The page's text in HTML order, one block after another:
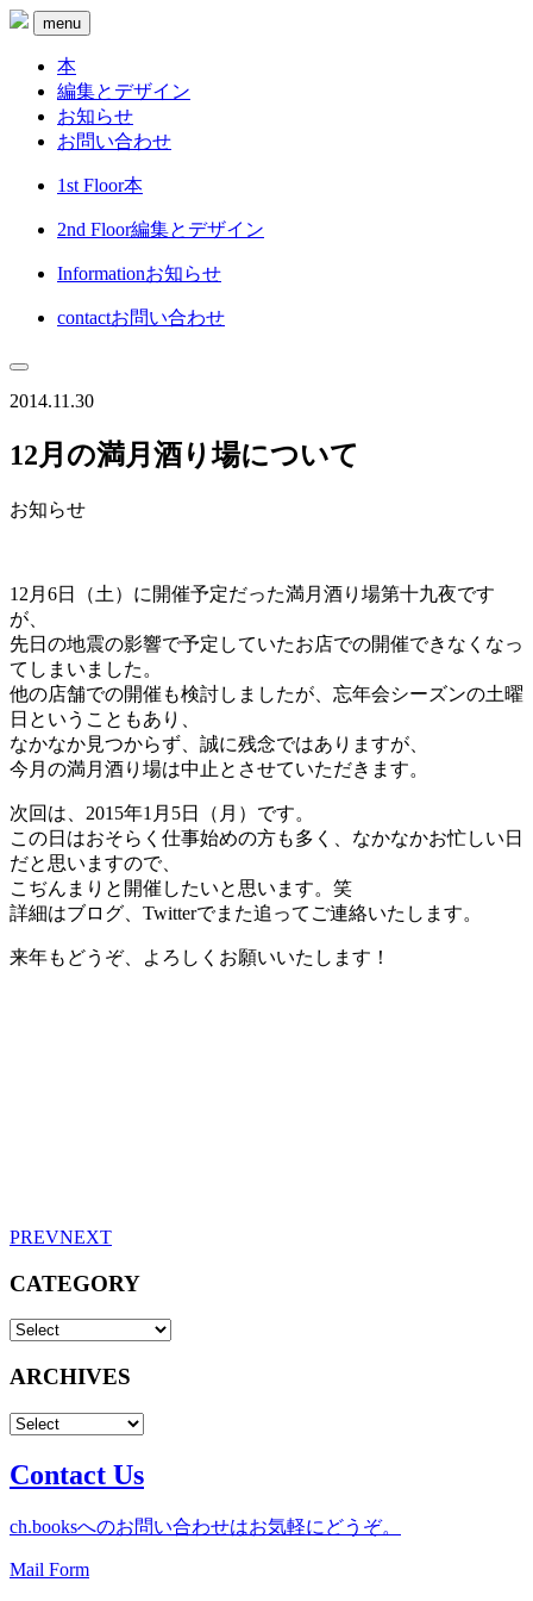
menu
本
編集とデザイン
お知らせ
お問い合わせ
1st Floor本
2nd Floor編集とデザイン
Informationお知らせ
contactお問い合わせ
2014.11.30
12月の満月酒り場について
お知らせ
12月6日（土）に開催予定だった満月酒り場第十九夜です
が、
先日の地震の影響で予定していたお店での開催できなくなっ
てしまいました。
他の店舗での開催も検討しましたが、忘年会シーズンの土曜
日ということもあり、
なかなか見つからず、誠に残念ではありますが、
今月の満月酒り場は中止とさせていただきます。
次回は、2015年1月5日（月）です。
この日はおそらく仕事始めの方も多く、なかなかお忙しい日
だと思いますので、
こぢんまりと開催したいと思います。笑
詳細はブログ、Twitterでまた追ってご連絡いたします。
来年もどうぞ、よろしくお願いいたします！
PREVNEXT
CATEGORY
ARCHIVES
Contact Us
ch.booksへのお問い合わせはお気軽にどうぞ。
Mail Form